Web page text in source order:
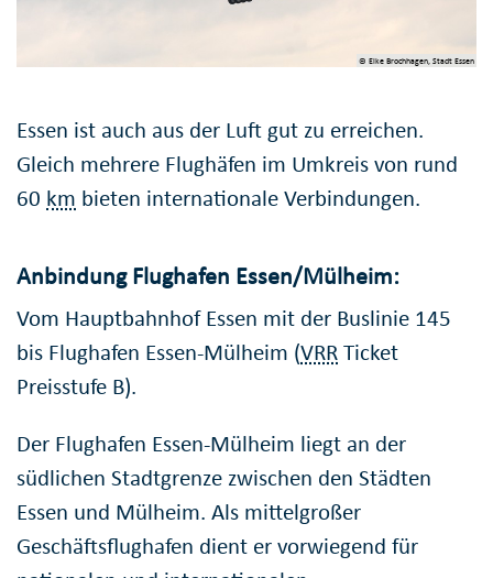
© Elke Brochhagen, Stadt Essen
Essen ist auch aus der Luft gut zu erreichen.
Gleich mehrere Flughäfen im Umkreis von rund
60 km bieten internationale Verbindungen.
Anbindung Flughafen Essen/Mülheim:
Vom Hauptbahnhof Essen mit der Buslinie 145
bis Flughafen Essen-Mülheim (VRRTicket
Preisstufe B).
Der Flughafen Essen-Mülheim liegt an der
südlichen Stadtgrenze zwischen den Städten
Essen und Mülheim. Als mittelgroßer
Geschäftsflughafen dient er vorwiegend für